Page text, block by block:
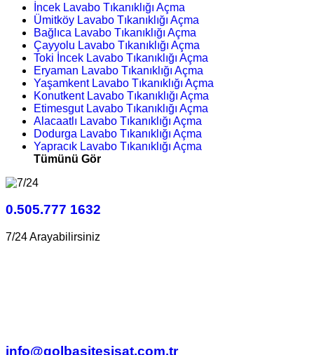
İncek Lavabo Tıkanıklığı Açma
Ümitköy Lavabo Tıkanıklığı Açma
Bağlıca Lavabo Tıkanıklığı Açma
Çayyolu Lavabo Tıkanıklığı Açma
Toki İncek Lavabo Tıkanıklığı Açma
Eryaman Lavabo Tıkanıklığı Açma
Yaşamkent Lavabo Tıkanıklığı Açma
Konutkent Lavabo Tıkanıklığı Açma
Etimesgut Lavabo Tıkanıklığı Açma
Alacaatlı Lavabo Tıkanıklığı Açma
Dodurga Lavabo Tıkanıklığı Açma
Yapracık Lavabo Tıkanıklığı Açma
Tümünü Gör
0.505.777 1632
7/24 Arayabilirsiniz
info@golbasitesisat.com.tr